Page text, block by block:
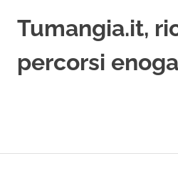
Tumangia.it,
percorsi